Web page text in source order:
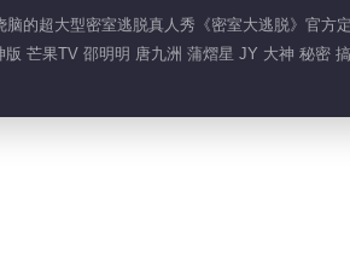
的超大型密室逃脱真人秀《密室大逃脱》官方
版 芒果TV 邵明明 唐九洲 蒲熠星 JY 大神 秘密